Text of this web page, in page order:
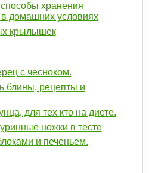
хранения
домашних условиях
крылышек
с чесноком.
блины, рецепты и
для тех кто на диете.
ножки в тесте
и печеньем.